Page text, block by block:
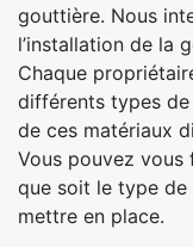
gouttière. Nous
l’installation de la
Chaque
différents types de
de ces matériaux
Vous pouvez vous
que soit le type
mettre en place.